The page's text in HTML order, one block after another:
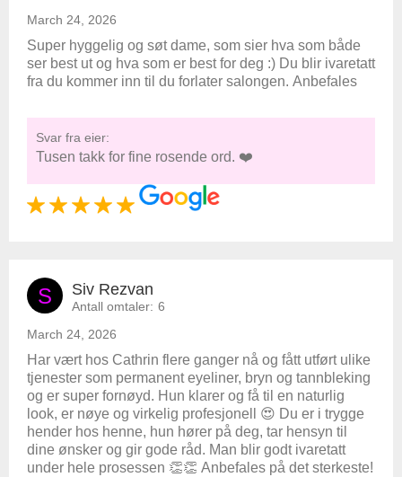
March 24, 2026
Super hyggelig og søt dame, som sier hva som både
ser best ut og hva som er best for deg :) Du blir ivaretatt
fra du kommer inn til du forlater salongen. Anbefales
Svar fra eier:
Tusen takk for fine rosende ord. ❤️
S Siv Rezvan
Antall omtaler: 6
March 24, 2026
Har vært hos Cathrin flere ganger nå og fått utført ulike
tjenester som permanent eyeliner, bryn og tannbleking
og er super fornøyd. Hun klarer og få til en naturlig
look, er nøye og virkelig profesjonell 😍 Du er i trygge
hender hos henne, hun hører på deg, tar hensyn til
dine ønsker og gir gode råd. Man blir godt ivaretatt
under hele prosessen 👏👏 Anbefales på det sterkeste!